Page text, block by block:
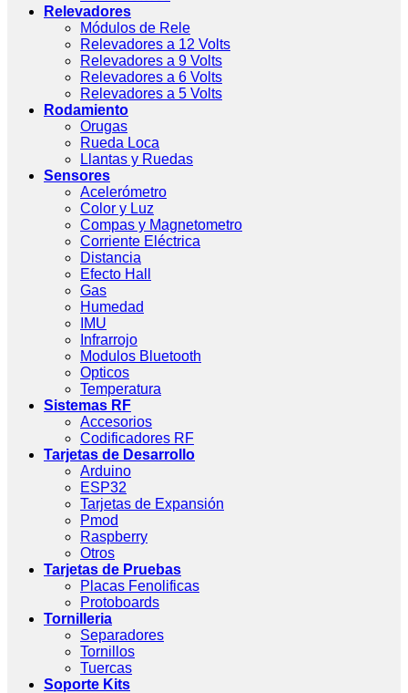
Relevadores
Módulos de Rele
Relevadores a 12 Volts
Relevadores a 9 Volts
Relevadores a 6 Volts
Relevadores a 5 Volts
Rodamiento
Orugas
Rueda Loca
Llantas y Ruedas
Sensores
Acelerómetro
Color y Luz
Compas y Magnetometro
Corriente Eléctrica
Distancia
Efecto Hall
Gas
Humedad
IMU
Infrarrojo
Modulos Bluetooth
Opticos
Temperatura
Sistemas RF
Accesorios
Codificadores RF
Tarjetas de Desarrollo
Arduino
ESP32
Tarjetas de Expansión
Pmod
Raspberry
Otros
Tarjetas de Pruebas
Placas Fenolificas
Protoboards
Tornilleria
Separadores
Tornillos
Tuercas
Soporte Kits